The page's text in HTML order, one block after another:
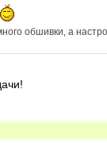
обшивки, а